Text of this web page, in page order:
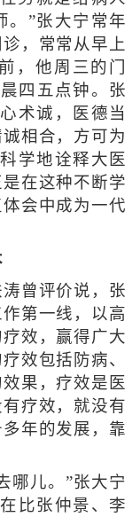
。”张大宁常年
，常常从早上
，他周三的门
四五点钟。张
术诚，医德当
相合，方可为
学地诠释大医
在这种不断学
会中成为一代
曾评价说，张
第一线，以高
效，赢得广大
效包括防病、
果，疗效是医
疗效，就没有
年的发展，靠
儿。”张大宁
比张仲景、李